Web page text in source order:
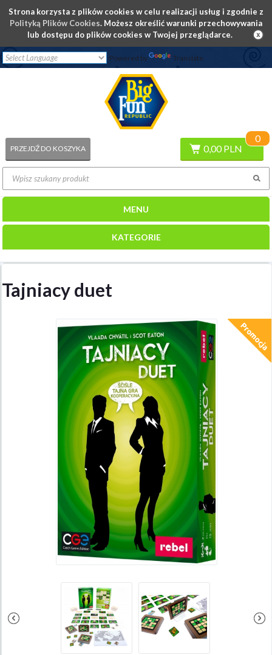
Strona korzysta z plików cookies w celu realizacji usług i zgodnie z
Polityką Plików Cookies. Możesz określić warunki przechowywania
lub dostępu do plików cookies w Twojej przeglądarce.
Powered by
Translate
/
ZALOGUJ SIĘ
0,00 PLN
0
PRZEJDŹ DO KOSZYKA
MENU
KATEGORIE
Tajniacy duet